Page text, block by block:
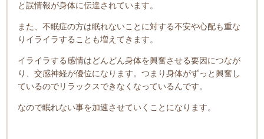
と誤情報が身体に伝達されています。
また、不眠症の方は眠れないことに対する不安や心配も重な
りイライラすることも増えてきます。
イライラする感情はどんどん身体を興奮させる要因につなが
り、交感神経が優位になります。つまり身体がずっと興奮し
ているのでリラックスできなくなっているんです。
なので眠れない事を加速させていくことになります。